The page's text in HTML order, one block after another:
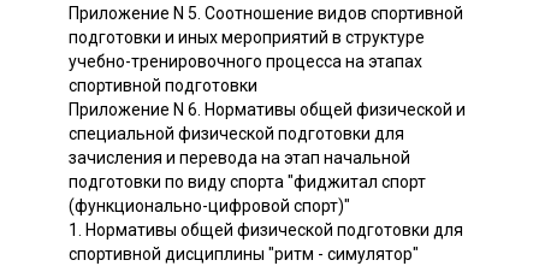
Приложение N 5. Соотношение видов спортивной
подготовки и иных мероприятий в структуре
учебно-тренировочного процесса на этапах
спортивной подготовки
Приложение N 6. Нормативы общей физической и
специальной физической подготовки для
зачисления и перевода на этап начальной
подготовки по виду спорта "фиджитал спорт
(функционально-цифровой спорт)"
1. Нормативы общей физической подготовки для
спортивной дисциплины "ритм - симулятор"